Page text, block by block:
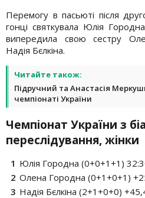
Перемогу в пасьюті після
гонці святкувала Юлія
випередила свою сестру
Надія Бєлкіна.
Читайте також:
Підручний та Анастасія
чемпіонаті України
Чемпіонат України з
переслідування, жінки
Юлія Городна (0+0+1+1)
Олена Городна (0+1+0+1)
Надія Бєлкіна (2+1+0+0)